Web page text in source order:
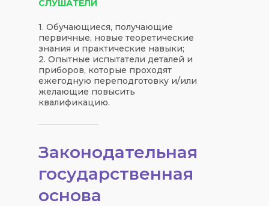
СЛУШАТЕЛИ
1. Обучающиеся, получающие
первичные, новые теоретические
знания и практические навыки;
2. Опытные испытатели деталей и
приборов, которые проходят
ежегодную переподготовку и/или
желающие повысить
квалификацию.
Законодательная
государственная
основа